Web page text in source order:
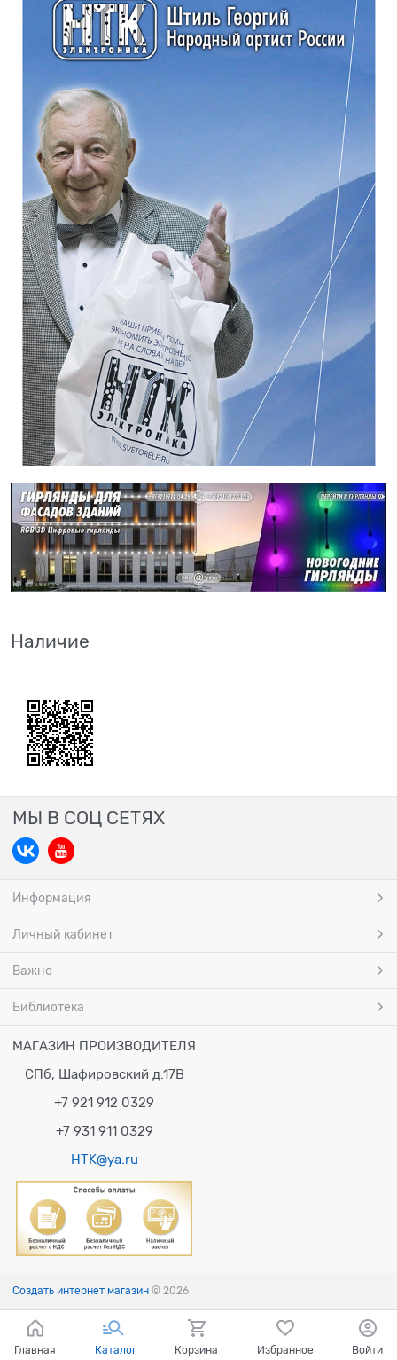
Наличие
МЫ В СОЦ СЕТЯХ
Информация
Личный кабинет
Важно
Библиотека
МАГАЗИН ПРОИЗВОДИТЕЛЯ
СПб, Шафировский д.17В
+7 921 912 0329
+7 931 911 0329
HTK@ya.ru
Создать интернет магазин © 2026
Главная Каталог Корзина Избранное Войти